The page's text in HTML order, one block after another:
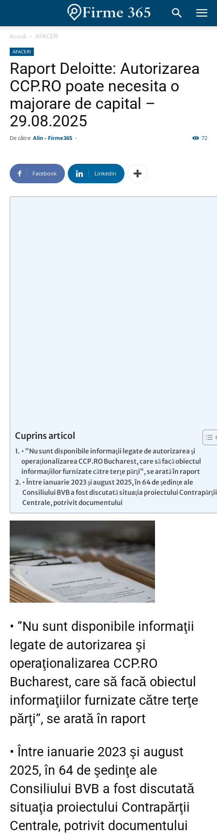
Acasă AFACERI
AFACERI
Raport Deloitte: Autorizarea
CCP.RO poate necesita o
majorare de capital –
29.08.2025
De către Alin - Firme365 - 72
Facebook Linkedin
Cuprins articol
• ”Nu sunt disponibile informaţii legate de autorizarea şi
operaţionalizarea CCP.RO Bucharest, care să facă obiectul
informaţiilor furnizate către terţe părţi”, se arată în raport
• Între ianuarie 2023 şi august 2025, în 64 de şedinţe ale
Consiliului BVB a fost discutată situaţia proiectului Contrapărţii
Centrale, potrivit documentului
• ”Nu sunt disponibile informaţii
legate de autorizarea şi
operaţionalizarea CCP.RO
Bucharest, care să facă obiectul
informaţiilor furnizate către terţe
părţi”, se arată în raport
•Între ianuarie 2023 şi august
2025, în 64 de şedinţe ale
Consiliului BVB a fost discutată
situaţia proiectului Contrapărţii
Centrale, potrivit documentului